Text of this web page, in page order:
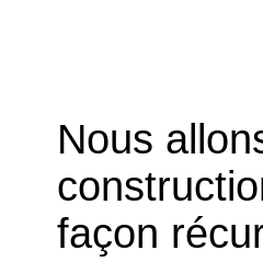
Nous
façon